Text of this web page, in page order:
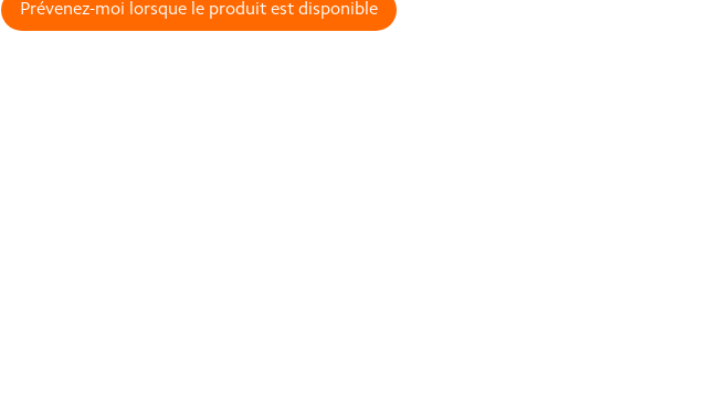
Prévenez-moi lorsque le produit est disponible